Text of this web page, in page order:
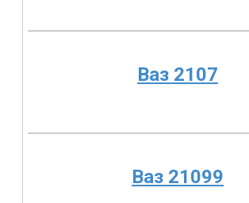
Ваз 2107
Ваз 21099